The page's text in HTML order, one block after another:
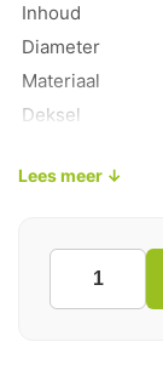
Inhoud
Diameter
Materiaal
Deksel
Lees meer ↓
Saladebakje
Rond